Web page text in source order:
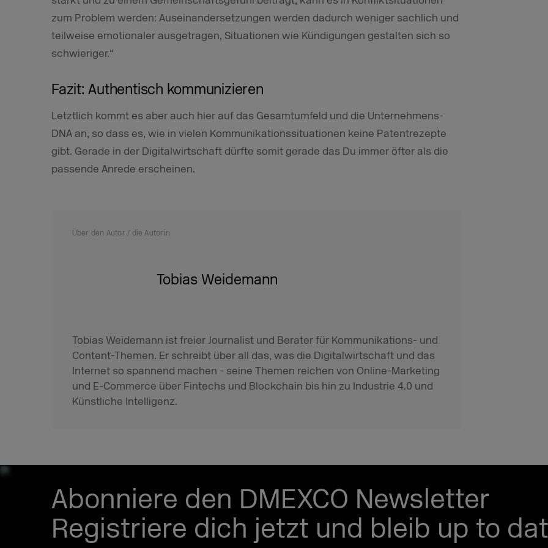
zum Problem werden: Auseinandersetzungen werden dadurch weniger sachlich und
teilweise emotionaler ausgetragen, Situationen wie Kündigungen gestalten sich so
schwieriger.“
Fazit: Authentisch kommunizieren
Letztlich kommt es aber auch hier auf das Gesamtumfeld und die Unternehmens-
DNA an, so dass es, wie in vielen Kommunikationssituationen keine Patentrezepte
gibt. Gerade in der Digitalwirtschaft dürfte somit gerade das Du immer öfter als die
passende Anrede erscheinen.
Über den Autor / die Autorin
Tobias Weidemann
Tobias Weidemann ist freier Journalist und Berater für Kommunikations- und
Content-Themen. Er schreibt über all das, was die Digitalwirtschaft und das
Internet so spannend machen - seine Themen reichen von Online-Marketing
und E-Commerce über Fintechs und Blockchain bis hin zu Industrie 4.0 und
Künstliche Intelligenz.
Abonniere den DMEXCO Newsletter
Registriere dich jetzt und bleib up to